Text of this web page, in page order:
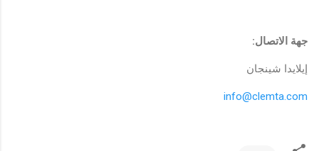
جهة الاتصال:
إيلايدا شينجان
info@clemta.com